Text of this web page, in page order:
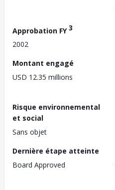
Approbation FY3
2002
Montant engagé
USD 12.35 millions
Risque environnemental
et social
Sans objet
Dernière étape atteinte
Board Approved